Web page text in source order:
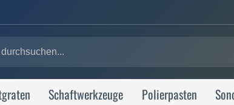
Schaftwerkzeuge Polierpasten